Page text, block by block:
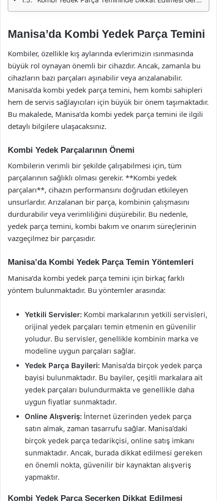
Manisa’da Kombi Yedek Parça Temini
Kombiler, özellikle kış aylarında evlerimizin ısınmasında
büyük rol oynayan önemli bir cihazdır. Ancak, zamanla bu
cihazların bazı parçaları aşınabilir veya arızalanabilir.
Manisa’da kombi yedek parça temini, hem kombi sahipleri
hem de servis sağlayıcıları için büyük bir önem taşımaktadır.
Bu makalede, Manisa’da kombi yedek parça temini ile ilgili
detaylı bilgilere ulaşacaksınız.
Kombi Yedek Parçalarının Önemi
Kombilerin verimli bir şekilde çalışabilmesi için, tüm
parçalarının sağlıklı olması gerekir. **Kombi yedek
parçaları**, cihazın performansını doğrudan etkileyen
unsurlardır. Arızalanan bir parça, kombinin çalışmasını
durdurabilir veya verimliliğini düşürebilir. Bu nedenle,
yedek parça temini, kombi bakım ve onarım süreçlerinin
vazgeçilmez bir parçasıdır.
Manisa’da Kombi Yedek Parça Temin Yöntemleri
Manisa’da kombi yedek parça temini için birkaç farklı
yöntem bulunmaktadır. Bu yöntemler arasında:
Yetkili Servisler: Kombi markalarının yetkili servisleri,
orijinal yedek parçaları temin etmenin en güvenilir
yoludur. Bu servisler, genellikle kombinin marka ve
modeline uygun parçaları sağlar.
Yedek Parça Bayileri: Manisa’da birçok yedek parça
bayisi bulunmaktadır. Bu bayiler, çeşitli markalara ait
yedek parçaları bulundurmakta ve genellikle daha
uygun fiyatlar sunmaktadır.
Online Alışveriş: İnternet üzerinden yedek parça
satın almak, zaman tasarrufu sağlar. Manisa’daki
birçok yedek parça tedarikçisi, online satış imkanı
sunmaktadır. Ancak, burada dikkat edilmesi gereken
en önemli nokta, güvenilir bir kaynaktan alışveriş
yapmaktır.
Kombi Yedek Parça Seçerken Dikkat Edilmesi